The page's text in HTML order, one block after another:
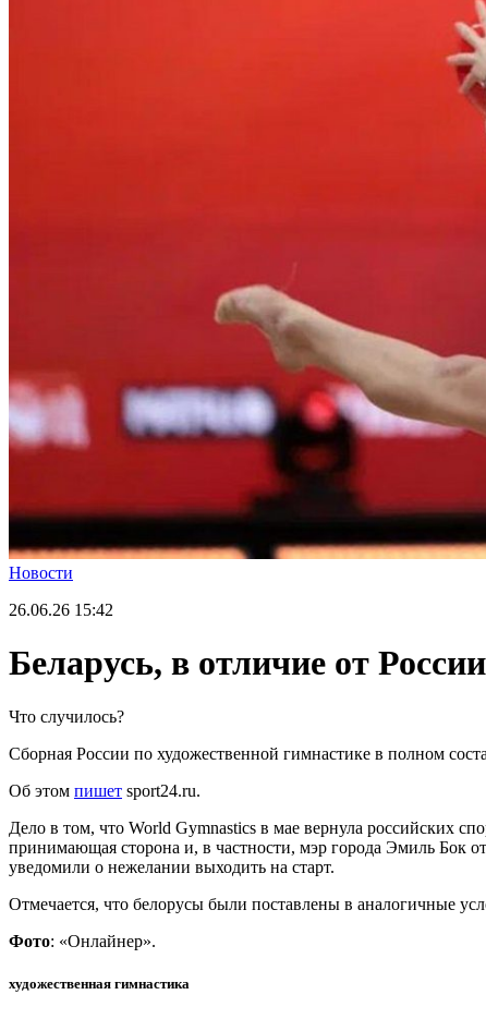
Новости
26.06.26 15:42
Беларусь, в отличие от
Что случилось?
Сборная России по художественной гимнастике в полном
Об этом пишет sport24.ru.
Дело в том, что World Gymnastics в мае вернула российских
принимающая сторона и, в частности, мэр города Эмиль Бок
уведомили о нежелании выходить на старт.
Отмечается, что белорусы были поставлены в аналогичные
Фото: «Онлайнер».
художественная гимнастика